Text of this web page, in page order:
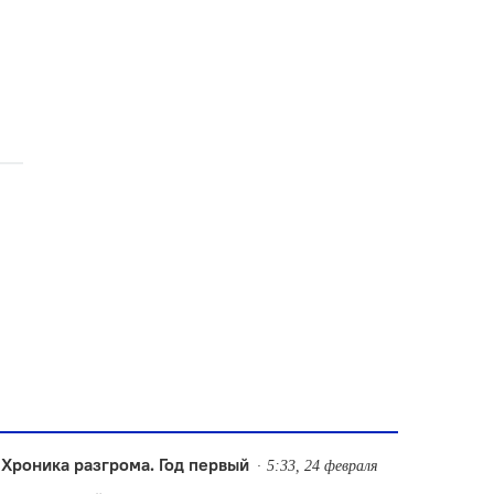
Хроника разгрома. Год первый 5:33, 24 февраля